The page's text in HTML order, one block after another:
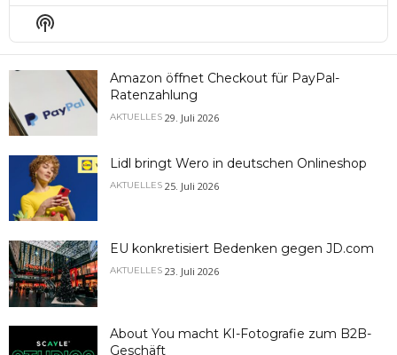
Episode
Episodes
Show
Podcast
Information
Amazon öffnet Checkout für PayPal-
Ratenzahlung
AKTUELLES 29. Juli 2026
Lidl bringt Wero in deutschen Onlineshop
AKTUELLES 25. Juli 2026
EU konkretisiert Bedenken gegen JD.com
AKTUELLES 23. Juli 2026
About You macht KI-Fotografie zum B2B-
Geschäft